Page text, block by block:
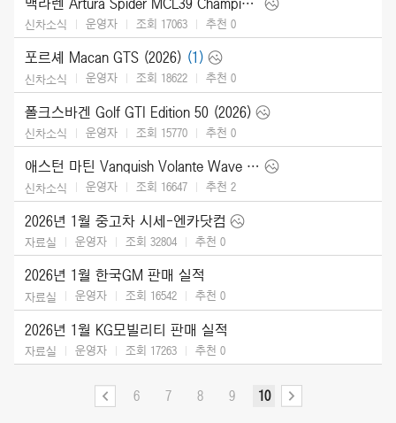
신차소식 운영자 조회 17063 추천 0
포르셰 Macan GTS (2026) (1)
신차소식 운영자 조회 18622 추천 0
폴크스바겐 Golf GTI Edition 50 (2026)
신차소식 운영자 조회 15770 추천 0
애스턴 마틴 Vanquish Volante Wave Edition (2026)
신차소식 운영자 조회 16647 추천 2
2026년 1월 중고차 시세-엔카닷컴
자료실 운영자 조회 32804 추천 0
2026년 1월 한국GM 판매 실적
자료실 운영자 조회 16542 추천 0
2026년 1월 KG모빌리티 판매 실적
자료실 운영자 조회 17263 추천 0
6 7 8 9 10